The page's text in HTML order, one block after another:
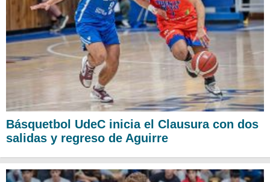
Básquetbol UdeC inicia el Clausura con dos
salidas y regreso de Aguirre